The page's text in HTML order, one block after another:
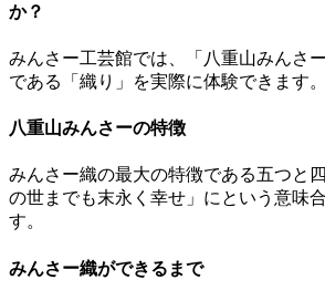
か？
みんさー工芸館では、「八重山みんさ
である「織り」を実際に体験できます。
八重山みんさーの特徴
みんさー織の最大の特徴である五つと
の世までも末永く幸せ」にという意味
す。
みんさー織ができるまで